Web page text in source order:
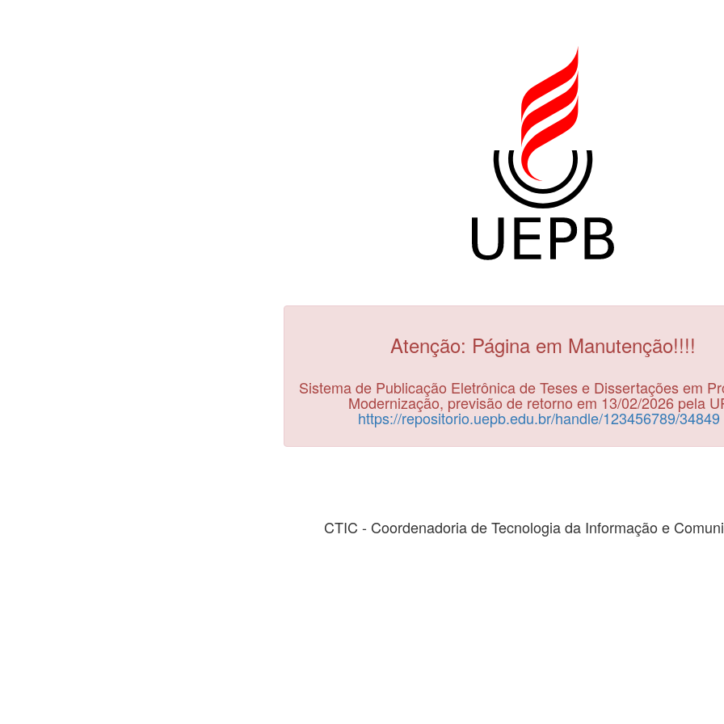
Atenção: Página em Manutenção!!!!
Sistema de Publicação Eletrônica de Teses e Dissertações em
Modernização, previsão de retorno em 13/02/2026 pela
https://repositorio.uepb.edu.br/handle/123456789/34849
CTIC - Coordenadoria de Tecnologia da Informação e